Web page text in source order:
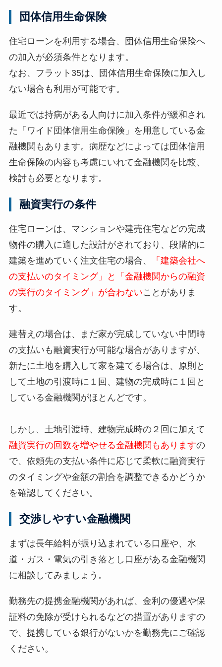
団体信用生命保険
住宅ローンを利用する場合、団体信用生命保険へ
の加入が必須条件となります。
なお、フラット35は、団体信用生命保険に加入し
ない場合も利用が可能です。
最近では持病がある人向けに加入条件が緩和され
た「ワイド団体信用生命保険」を用意している金
融機関もあります。病歴などによっては団体信用
生命保険の内容も考慮にいれて金融機関を比較、
検討も必要となります。
融資実行の条件
住宅ローンは、マンションや建売住宅などの完成
物件の購入に適した設計がされており、段階的に
建築を進めていく注文住宅の場合、
「建築会社へ
の支払いのタイミング」と「金融機関からの融資
の実行のタイミング」が合わないことがありま
す。
建替えの場合は、まだ家が完成していない中間時
の支払いも融資実行が可能な場合がありますが、
新たに土地を購入して家を建てる場合は、原則と
して土地の引渡時に１回、建物の完成時に１回と
している金融機関がほとんどです。
しかし、土地引渡時、建物完成時の２回に加えて
融資実行の回数を増やせる金融機関もありますの
で、依頼先の支払い条件に応じて柔軟に融資実行
のタイミングや金額の割合を調整できるかどうか
を確認してください。
交渉しやすい金融機関
まずは長年給料が振り込まれている口座や、水
道・ガス・電気の引き落とし口座がある金融機関
に相談してみましょう。
勤務先の提携金融機関があれば、金利の優遇や保
証料の免除が受けられるなどの措置がありますの
で、提携している銀行がないかを勤務先にご確認
ください。